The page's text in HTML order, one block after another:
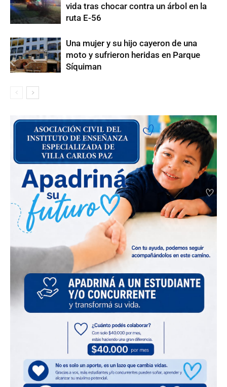
vida tras chocar contra un árbol en la
ruta E-56
Una mujer y su hijo cayeron de una
moto y sufrieron heridas en Parque
Síquiman